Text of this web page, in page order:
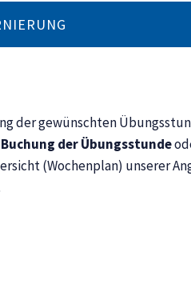
der gewünschten
Buchung der Übungsstunde
(Wochenplan) unserer